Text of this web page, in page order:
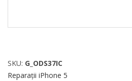
SKU: G_ODS37IC
Reparații iPhone 5